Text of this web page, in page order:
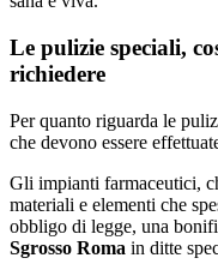
Le pulizie speciali,
richiedere
Per quanto riguarda le
che devono essere
Gli impianti farmaceutici,
materiali e elementi che
obbligo di legge, una
Sgrosso Roma in ditte